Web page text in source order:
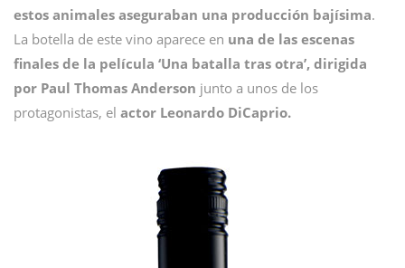
estos animales aseguraban una producción bajísima.
La botella de este vino aparece en una de las escenas
finales de la película ‘Una batalla tras otra’, dirigida
por Paul Thomas Anderson junto a unos de los
protagonistas, el actor Leonardo DiCaprio.